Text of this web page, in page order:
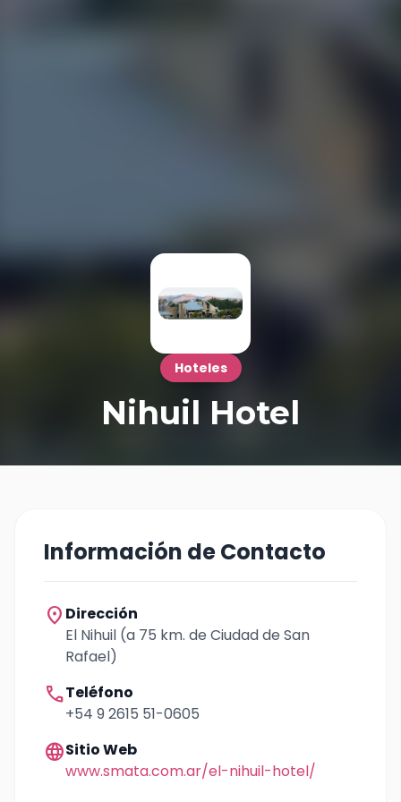
Hoteles
Nihuil Hotel
Información de Contacto
location_on Dirección
El Nihuil (a 75 km. de Ciudad de San
Rafael)
callTeléfono
+54 9 2615 51-0605
languageSitio Web
www.smata.com.ar/el-nihuil-hotel/